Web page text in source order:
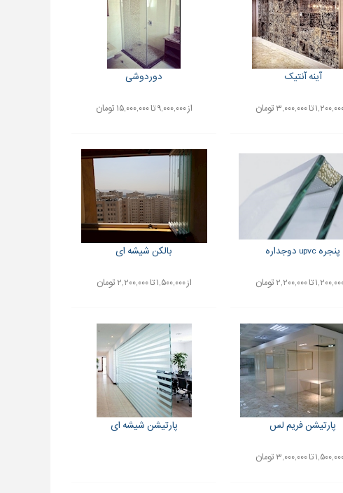
آینه آنتیک دوردوشی
از ۹,۰۰۰,۰۰۰ تا ۱۵,۰۰۰,۰۰۰ تومان
پنجره upvc دوجداره بالکن شیشه ای
از ۱,۵۰۰,۰۰۰ تا ۲,۲۰۰,۰۰۰ تومان
پارتیشن فریم لس پارتیشن شیشه ای